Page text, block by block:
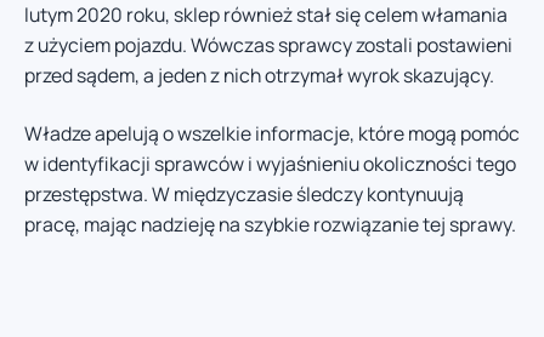
lutym 2020 roku, sklep również stał się celem włamania
z użyciem pojazdu. Wówczas sprawcy zostali postawieni
przed sądem, a jeden z nich otrzymał wyrok skazujący.
Władze apelują o wszelkie informacje, które mogą pomóc
w identyfikacji sprawców i wyjaśnieniu okoliczności tego
przestępstwa. W międzyczasie śledczy kontynuują
pracę, mając nadzieję na szybkie rozwiązanie tej sprawy.